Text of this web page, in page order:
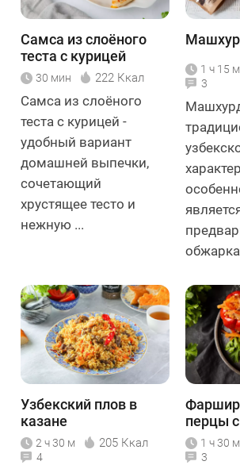
Самса из слоёного
теста с курицей
30 мин 222 Ккал
Самса из слоёного
теста с курицей -
удобный вариант
домашней выпечки,
сочетающий
хрустящее тесто и
нежную ...
1 ч 15 м
3
обжарка
Узбекский плов в
казане
2 ч 30 м 205 Ккал
4
перцы
рисом
1 ч 30 м
3